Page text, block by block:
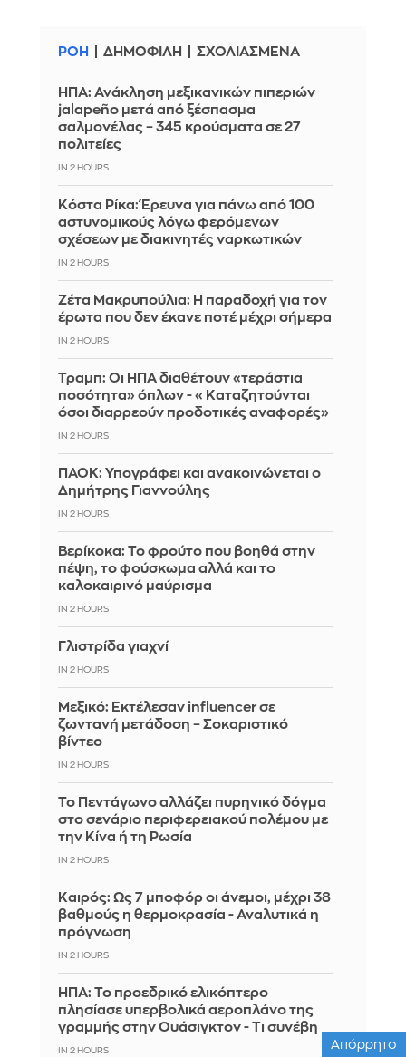
ΡΟΗ ΔΗΜΟΦΙΛΗ ΣΧΟΛΙΑΣΜΕΝΑ
ΗΠΑ: Ανάκληση μεξικανικών πιπεριών
jalapeño μετά από ξέσπασμα
σαλμονέλας – 345 κρούσματα σε 27
πολιτείες
IN 2 HOURS
Κόστα Ρίκα: Έρευνα για πάνω από 100
αστυνομικούς λόγω φερόμενων
σχέσεων με διακινητές ναρκωτικών
IN 2 HOURS
Ζέτα Μακρυπούλια: Η παραδοχή για τον
έρωτα που δεν έκανε ποτέ μέχρι σήμερα
IN 2 HOURS
Τραμπ: Οι ΗΠΑ διαθέτουν «τεράστια
ποσότητα» όπλων - «Καταζητούνται
όσοι διαρρεούν προδοτικές αναφορές»
IN 2 HOURS
ΠΑΟΚ: Υπογράφει και ανακοινώνεται ο
Δημήτρης Γιαννούλης
IN 2 HOURS
Βερίκοκα: Το φρούτο που βοηθά στην
πέψη, το φούσκωμα αλλά και το
καλοκαιρινό μαύρισμα
IN 2 HOURS
Γλιστρίδα γιαχνί
IN 2 HOURS
Μεξικό: Εκτέλεσαν influencer σε
ζωντανή μετάδοση – Σοκαριστικό
βίντεο
IN 2 HOURS
Το Πεντάγωνο αλλάζει πυρηνικό δόγμα
στο σενάριο περιφερειακού πολέμου με
την Κίνα ή τη Ρωσία
IN 2 HOURS
Καιρός: Ως 7 μποφόρ οι άνεμοι, μέχρι 38
βαθμούς η θερμοκρασία - Αναλυτικά η
πρόγνωση
IN 2 HOURS
ΗΠΑ: Το προεδρικό ελικόπτερο
πλησίασε υπερβολικά αεροπλάνο της
γραμμής στην Ουάσιγκτον - Τι συνέβη
IN 2 HOURS
Απόρρητο